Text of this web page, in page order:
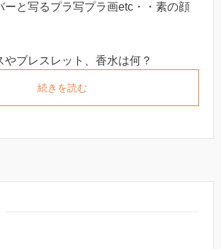
ーと写るプラ写プラ画etc・・素の顔
やブレスレット、香水は何？
続きを読む